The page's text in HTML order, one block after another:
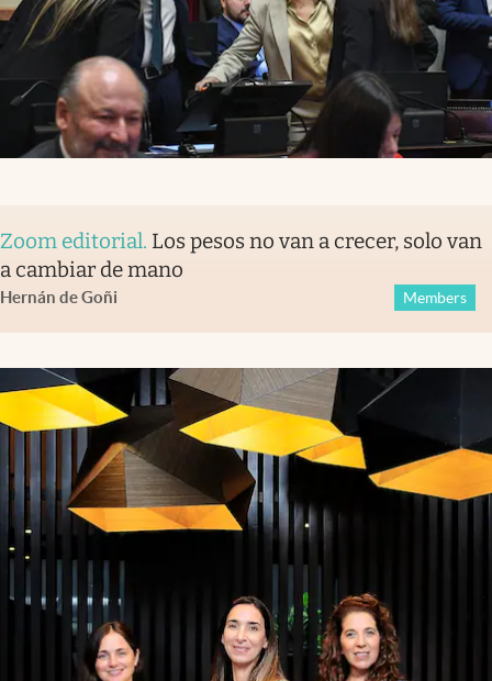
Zoom editorial. Los pesos no van a crecer, solo van
a cambiar de mano
Hernán de Goñi Members